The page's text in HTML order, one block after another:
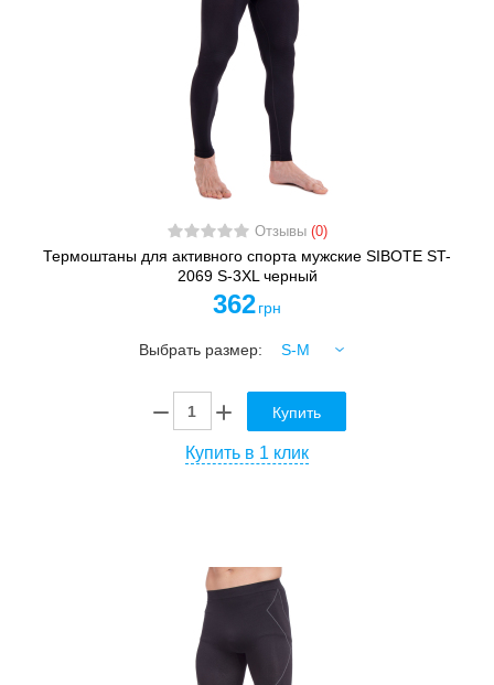
Отзывы (0)
Термоштаны для активного спорта мужские SIBOTE ST-
2069 S-3XL черный
362 грн
Выбрать размер:
Купить
Купить в 1 клик